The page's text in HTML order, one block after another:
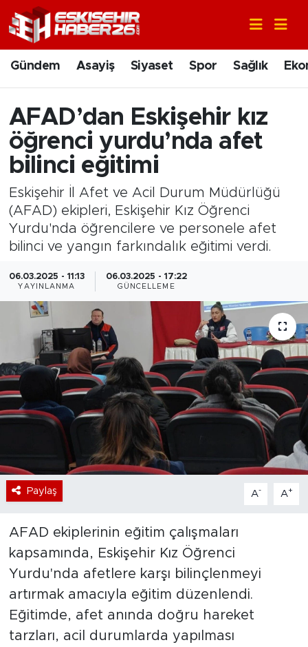
Gündem Asayiş Siyaset Spor Sağlık
AFAD’dan Eskişehir kız
öğrenci yurdu’nda afet
bilinci eğitimi
Eskişehir İl Afet ve Acil Durum Müdürlüğü
(AFAD) ekipleri, Eskişehir Kız Öğrenci
Yurdu'nda öğrencilere ve personele afet
bilinci ve yangın farkındalık eğitimi verdi.
06.03.2025 - 11:13
YAYINLANMA
06.03.2025 - 17:22
GÜNCELLEME
Paylaş A- A+
AFAD ekiplerinin eğitim çalışmaları
kapsamında, Eskişehir Kız Öğrenci
Yurdu'nda afetlere karşı bilinçlenmeyi
artırmak amacıyla eğitim düzenlendi.
Eğitimde, afet anında doğru hareket
tarzları, acil durumlarda yapılması
Gündem
Asayiş
Siyaset
Spor
Sağlık
Ekonomi
Bölge
Teknoloji
Magazin
Dünya
Sektör
Nöbetçi Eczaneler
Hava Durumu
Trafik Durumu
Süper Lig Puan Durumu ve Fikstür
Tüm Manşetler
Son Dakika Haberleri